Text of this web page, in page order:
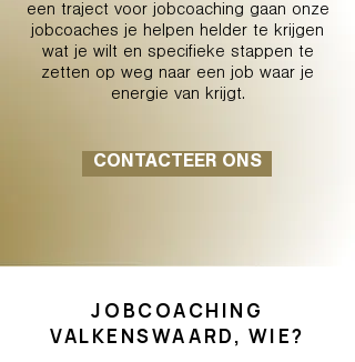
een traject voor jobcoaching gaan onze
jobcoaches je helpen helder te krijgen
wat je wilt en specifieke stappen te
zetten op weg naar een job waar je
energie van krijgt.
CONTACTEER ONS
JOBCOACHING
VALKENSWAARD, WIE?